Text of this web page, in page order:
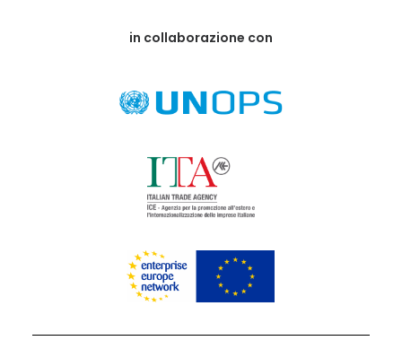
in collaborazione con